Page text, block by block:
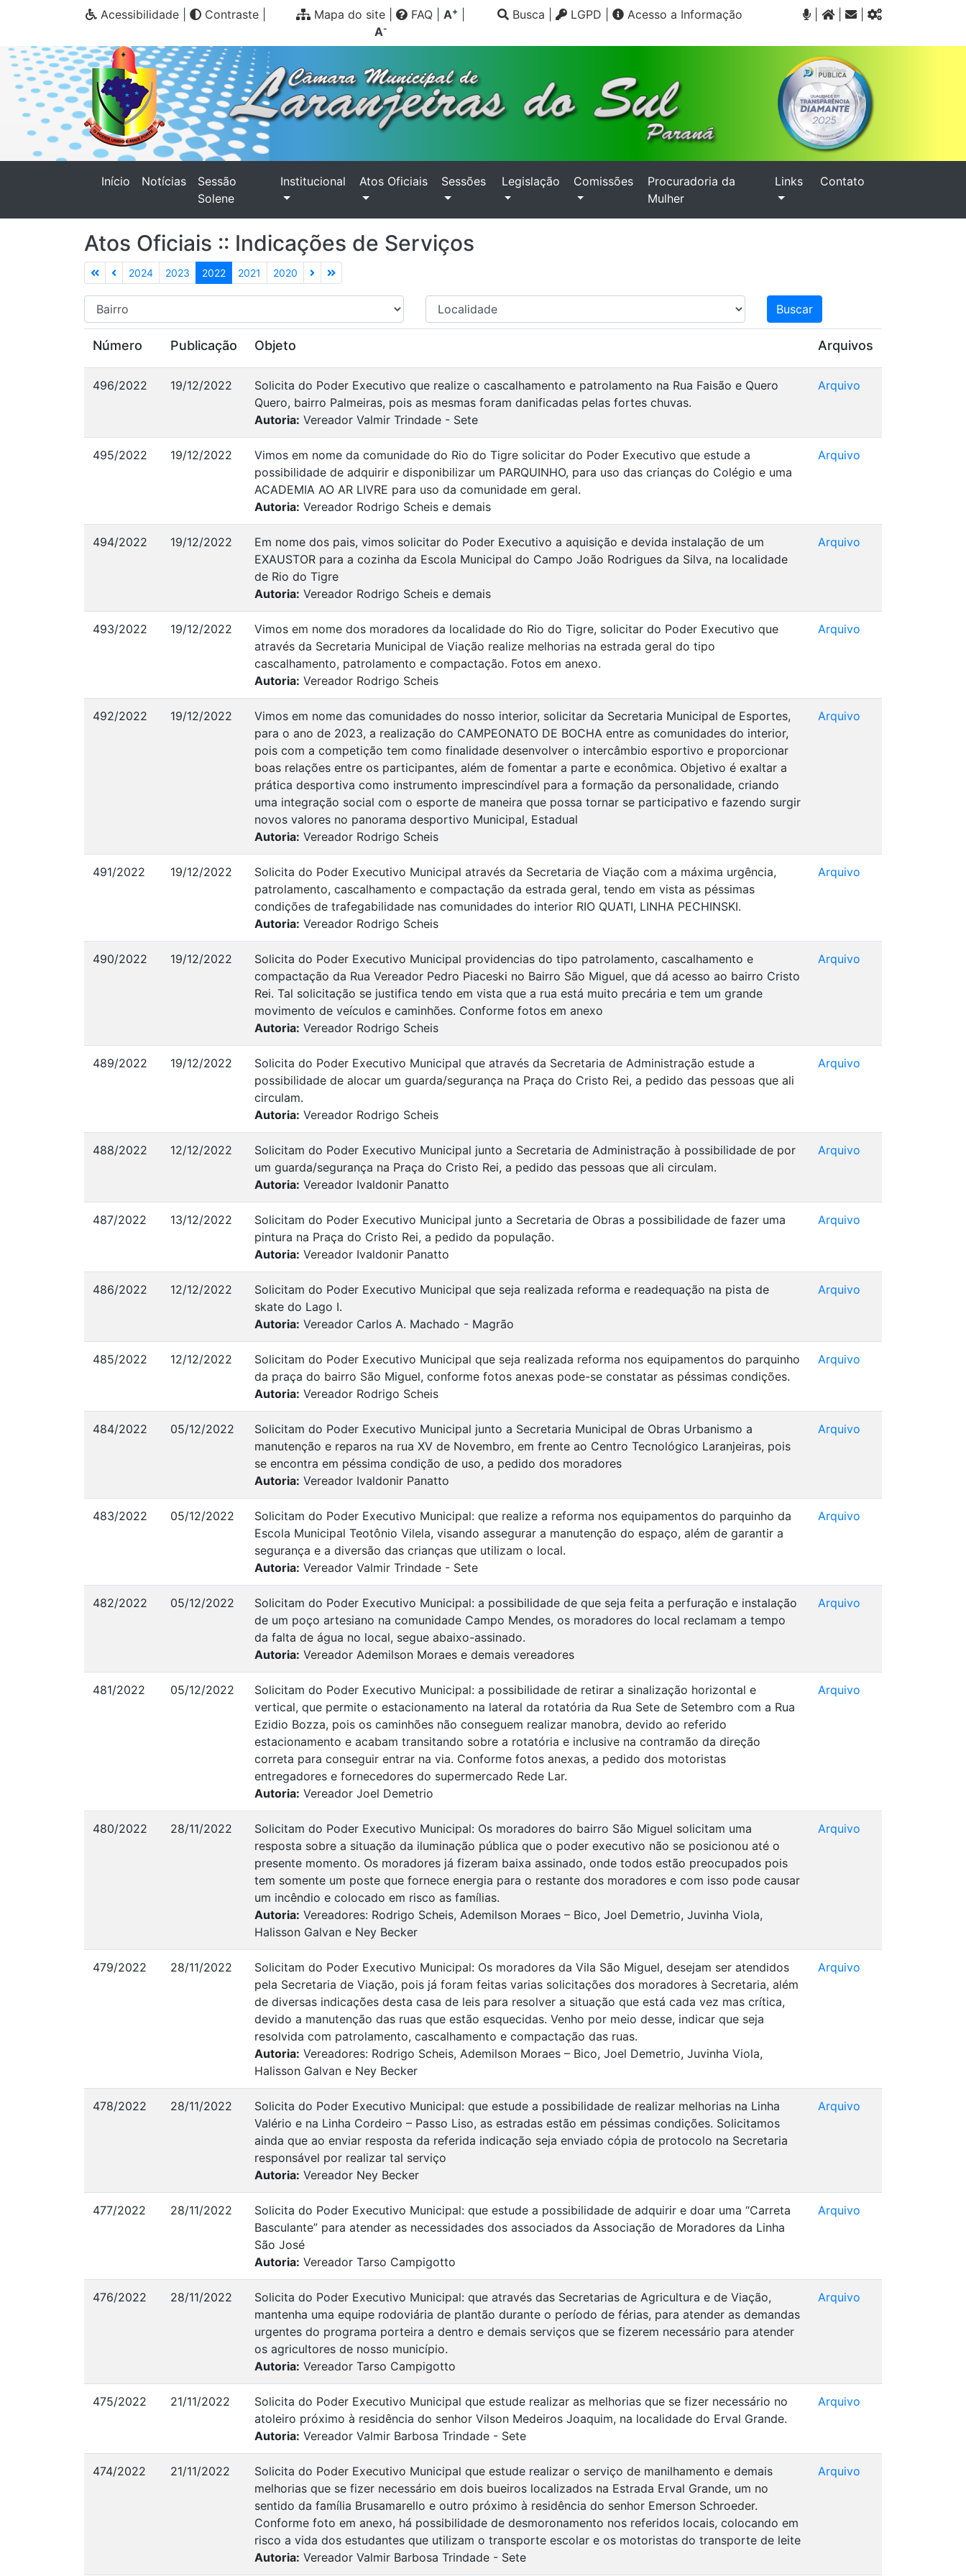
Acessibilidade Contraste Mapa do site FAQ A+
A-
Busca LGPD Acesso a Informação |
Início (current)
Notícias
Sessão
Solene
Institucional Atos Oficiais Sessões Legislação Comissões
Procuradoria da
Mulher
Links Contato
Atos Oficiais :: Indicações de Serviços
2024 2023 2022 2021 2020
Número Publicação Objeto Arquivos
496/2022 19/12/2022
Solicita do Poder Executivo que realize o cascalhamento e patrolamento na Rua Faisão e Quero
Quero, bairro Palmeiras, pois as mesmas foram danificadas pelas fortes chuvas.
Autoria: Vereador Valmir Trindade - Sete
Arquivo
495/2022 19/12/2022
Vimos em nome da comunidade do Rio do Tigre solicitar do Poder Executivo que estude a
possibilidade de adquirir e disponibilizar um PARQUINHO, para uso das crianças do Colégio e uma
ACADEMIA AO AR LIVRE para uso da comunidade em geral.
Autoria: Vereador Rodrigo Scheis e demais
Arquivo
494/2022 19/12/2022
Em nome dos pais, vimos solicitar do Poder Executivo a aquisição e devida instalação de um
EXAUSTOR para a cozinha da Escola Municipal do Campo João Rodrigues da Silva, na localidade
de Rio do Tigre
Autoria: Vereador Rodrigo Scheis e demais
Arquivo
493/2022 19/12/2022
Vimos em nome dos moradores da localidade do Rio do Tigre, solicitar do Poder Executivo que
através da Secretaria Municipal de Viação realize melhorias na estrada geral do tipo
cascalhamento, patrolamento e compactação. Fotos em anexo.
Autoria: Vereador Rodrigo Scheis
Arquivo
492/2022 19/12/2022
Vimos em nome das comunidades do nosso interior, solicitar da Secretaria Municipal de Esportes,
para o ano de 2023, a realização do CAMPEONATO DE BOCHA entre as comunidades do interior,
pois com a competição tem como finalidade desenvolver o intercâmbio esportivo e proporcionar
boas relações entre os participantes, além de fomentar a parte e econômica. Objetivo é exaltar a
prática desportiva como instrumento imprescindível para a formação da personalidade, criando
uma integração social com o esporte de maneira que possa tornar se participativo e fazendo surgir
novos valores no panorama desportivo Municipal, Estadual
Autoria: Vereador Rodrigo Scheis
Arquivo
491/2022 19/12/2022
Solicita do Poder Executivo Municipal através da Secretaria de Viação com a máxima urgência,
patrolamento, cascalhamento e compactação da estrada geral, tendo em vista as péssimas
condições de trafegabilidade nas comunidades do interior RIO QUATI, LINHA PECHINSKI.
Autoria: Vereador Rodrigo Scheis
Arquivo
490/2022 19/12/2022
Solicita do Poder Executivo Municipal providencias do tipo patrolamento, cascalhamento e
compactação da Rua Vereador Pedro Piaceski no Bairro São Miguel, que dá acesso ao bairro Cristo
Rei. Tal solicitação se justifica tendo em vista que a rua está muito precária e tem um grande
movimento de veículos e caminhões. Conforme fotos em anexo
Autoria: Vereador Rodrigo Scheis
Arquivo
489/2022 19/12/2022
Solicita do Poder Executivo Municipal que através da Secretaria de Administração estude a
possibilidade de alocar um guarda/segurança na Praça do Cristo Rei, a pedido das pessoas que ali
circulam.
Autoria: Vereador Rodrigo Scheis
Arquivo
488/2022 12/12/2022
Solicitam do Poder Executivo Municipal junto a Secretaria de Administração à possibilidade de por
um guarda/segurança na Praça do Cristo Rei, a pedido das pessoas que ali circulam.
Autoria: Vereador Ivaldonir Panatto
Arquivo
487/2022 13/12/2022
Solicitam do Poder Executivo Municipal junto a Secretaria de Obras a possibilidade de fazer uma
pintura na Praça do Cristo Rei, a pedido da população.
Autoria: Vereador Ivaldonir Panatto
Arquivo
486/2022 12/12/2022
Solicitam do Poder Executivo Municipal que seja realizada reforma e readequação na pista de
skate do Lago I.
Autoria: Vereador Carlos A. Machado - Magrão
Arquivo
485/2022 12/12/2022
Solicitam do Poder Executivo Municipal que seja realizada reforma nos equipamentos do parquinho
da praça do bairro São Miguel, conforme fotos anexas pode-se constatar as péssimas condições.
Autoria: Vereador Rodrigo Scheis
Arquivo
484/2022 05/12/2022
Solicitam do Poder Executivo Municipal junto a Secretaria Municipal de Obras Urbanismo a
manutenção e reparos na rua XV de Novembro, em frente ao Centro Tecnológico Laranjeiras, pois
se encontra em péssima condição de uso, a pedido dos moradores
Autoria: Vereador Ivaldonir Panatto
Arquivo
483/2022 05/12/2022
Solicitam do Poder Executivo Municipal: que realize a reforma nos equipamentos do parquinho da
Escola Municipal Teotônio Vilela, visando assegurar a manutenção do espaço, além de garantir a
segurança e a diversão das crianças que utilizam o local.
Autoria: Vereador Valmir Trindade - Sete
Arquivo
482/2022 05/12/2022
Solicitam do Poder Executivo Municipal: a possibilidade de que seja feita a perfuração e instalação
de um poço artesiano na comunidade Campo Mendes, os moradores do local reclamam a tempo
da falta de água no local, segue abaixo-assinado.
Autoria: Vereador Ademilson Moraes e demais vereadores
Arquivo
481/2022 05/12/2022
Solicitam do Poder Executivo Municipal: a possibilidade de retirar a sinalização horizontal e
vertical, que permite o estacionamento na lateral da rotatória da Rua Sete de Setembro com a Rua
Ezidio Bozza, pois os caminhões não conseguem realizar manobra, devido ao referido
estacionamento e acabam transitando sobre a rotatória e inclusive na contramão da direção
correta para conseguir entrar na via. Conforme fotos anexas, a pedido dos motoristas
entregadores e fornecedores do supermercado Rede Lar.
Autoria: Vereador Joel Demetrio
Arquivo
480/2022 28/11/2022
Solicitam do Poder Executivo Municipal: Os moradores do bairro São Miguel solicitam uma
resposta sobre a situação da iluminação pública que o poder executivo não se posicionou até o
presente momento. Os moradores já fizeram baixa assinado, onde todos estão preocupados pois
tem somente um poste que fornece energia para o restante dos moradores e com isso pode causar
um incêndio e colocado em risco as famílias.
Autoria: Vereadores: Rodrigo Scheis, Ademilson Moraes – Bico, Joel Demetrio, Juvinha Viola,
Halisson Galvan e Ney Becker
Arquivo
479/2022 28/11/2022
Solicitam do Poder Executivo Municipal: Os moradores da Vila São Miguel, desejam ser atendidos
pela Secretaria de Viação, pois já foram feitas varias solicitações dos moradores à Secretaria, além
de diversas indicações desta casa de leis para resolver a situação que está cada vez mas crítica,
devido a manutenção das ruas que estão esquecidas. Venho por meio desse, indicar que seja
resolvida com patrolamento, cascalhamento e compactação das ruas.
Autoria: Vereadores: Rodrigo Scheis, Ademilson Moraes – Bico, Joel Demetrio, Juvinha Viola,
Halisson Galvan e Ney Becker
Arquivo
478/2022 28/11/2022
Solicita do Poder Executivo Municipal: que estude a possibilidade de realizar melhorias na Linha
Valério e na Linha Cordeiro – Passo Liso, as estradas estão em péssimas condições. Solicitamos
ainda que ao enviar resposta da referida indicação seja enviado cópia de protocolo na Secretaria
responsável por realizar tal serviço
Autoria: Vereador Ney Becker
Arquivo
477/2022 28/11/2022
Solicita do Poder Executivo Municipal: que estude a possibilidade de adquirir e doar uma “Carreta
Basculante” para atender as necessidades dos associados da Associação de Moradores da Linha
São José
Autoria: Vereador Tarso Campigotto
Arquivo
476/2022 28/11/2022
Solicita do Poder Executivo Municipal: que através das Secretarias de Agricultura e de Viação,
mantenha uma equipe rodoviária de plantão durante o período de férias, para atender as demandas
urgentes do programa porteira a dentro e demais serviços que se fizerem necessário para atender
os agricultores de nosso município.
Autoria: Vereador Tarso Campigotto
Arquivo
475/2022 21/11/2022
Solicita do Poder Executivo Municipal que estude realizar as melhorias que se fizer necessário no
atoleiro próximo à residência do senhor Vilson Medeiros Joaquim, na localidade do Erval Grande.
Autoria: Vereador Valmir Barbosa Trindade - Sete
Arquivo
474/2022 21/11/2022
Solicita do Poder Executivo Municipal que estude realizar o serviço de manilhamento e demais
melhorias que se fizer necessário em dois bueiros localizados na Estrada Erval Grande, um no
sentido da família Brusamarello e outro próximo à residência do senhor Emerson Schroeder.
Conforme foto em anexo, há possibilidade de desmoronamento nos referidos locais, colocando em
risco a vida dos estudantes que utilizam o transporte escolar e os motoristas do transporte de leite
Autoria: Vereador Valmir Barbosa Trindade - Sete
Arquivo